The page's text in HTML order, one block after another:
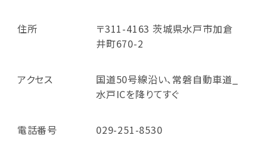
住所
〒311-4163 茨城県水戸市加倉
井町670-2
アクセス
国道50号線沿い、常磐自動車道_
水戸ICを降りてすぐ
電話番号 029-251-8530